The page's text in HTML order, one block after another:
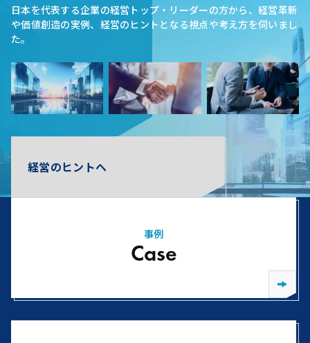
日本を代表する企業の経営トップ・リーダーの方から、経営革新
や価値創造の実例、経営のヒントとなる視点や考え方を伺いまし
た。
経営のヒントへ
事例
Case